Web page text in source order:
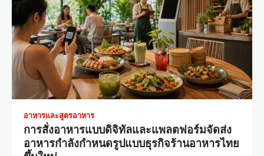
อาหารและสูตรอาหาร
การสั่งอาหารแบบดิจิทัลและแพลตฟอร์มจัดส่ง
อาหารกำลังกำหนดรูปแบบธุรกิจร้านอาหารไทย